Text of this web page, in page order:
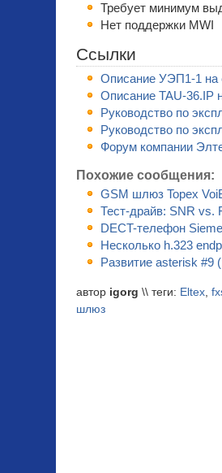
Требует минимум
Нет поддержки MWI
Ссылки
Описание УЭП1-1 на
Описание TAU-36.IP
Руководство по
Руководство по
Форум компании
Похожие сообщения:
GSM шлюз Topex
Тест-драйв: SNR vs.
DECT-телефон
Несколько h.323
Развитие asterisk #9
автор igorg \\ теги: Eltex
шлюз